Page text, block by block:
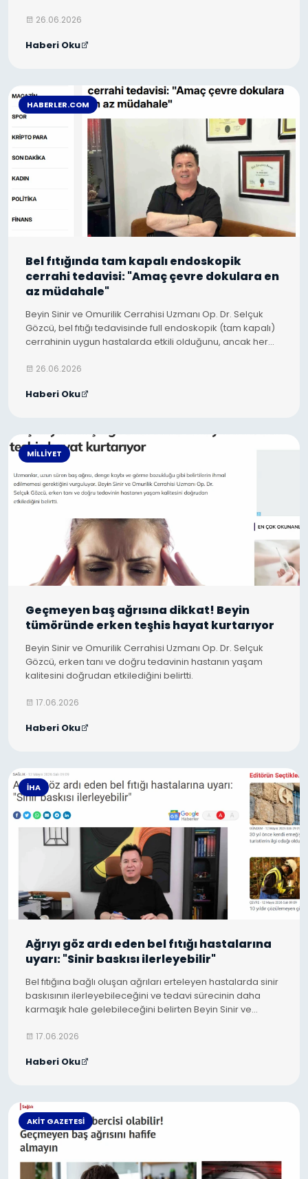
26.06.2026
Haberi Oku
HABERLER.COM
Bel fıtığında tam kapalı endoskopik
cerrahi tedavisi: "Amaç çevre dokulara en
az müdahale"
Beyin Sinir ve Omurilik Cerrahisi Uzmanı Op. Dr. Selçuk
Gözcü, bel fıtığı tedavisinde full endoskopik (tam kapalı)
cerrahinin uygun hastalarda etkili olduğunu, ancak her
seçiminin
26.06.2026
Haberi Oku
MILLIYET
Geçmeyen baş ağrısına dikkat! Beyin
tümöründe erken teşhis hayat kurtarıyor
Beyin Sinir ve Omurilik Cerrahisi Uzmanı Op. Dr. Selçuk
Gözcü, erken tanı ve doğru tedavinin hastanın yaşam
kalitesini doğrudan etkilediğini belirtti.
17.06.2026
Haberi Oku
İHA
Ağrıyı göz ardı eden bel fıtığı hastalarına
uyarı: "Sinir baskısı ilerleyebilir"
Bel fıtığına bağlı oluşan ağrıları erteleyen hastalarda sinir
baskısının ilerleyebileceğini ve tedavi sürecinin daha
karmaşık hale gelebileceğini belirten Beyin Sinir ve
17.06.2026
Haberi Oku
AKIT GAZETESI